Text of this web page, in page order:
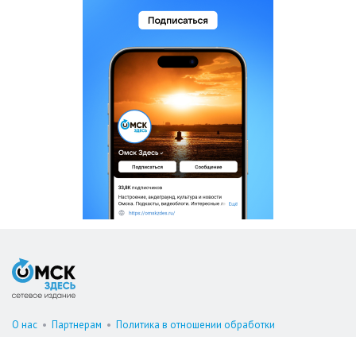
О нас • Партнерам • Политика в отношении обработки